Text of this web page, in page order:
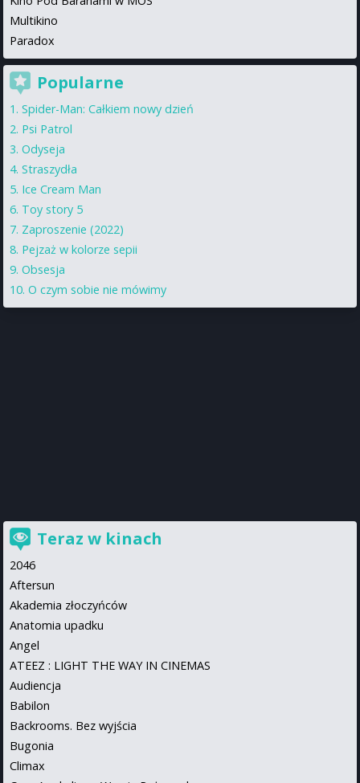
Multikino
Paradox
Popularne
Spider-Man: Całkiem nowy dzień
Psi Patrol
Odyseja
Straszydła
Ice Cream Man
Toy story 5
Zaproszenie (2022)
Pejzaż w kolorze sepii
Obsesja
O czym sobie nie mówimy
Teraz w kinach
2046
Aftersun
Akademia złoczyńców
Anatomia upadku
Angel
ATEEZ : LIGHT THE WAY IN CINEMAS
Audiencja
Babilon
Backrooms. Bez wyjścia
Bugonia
Climax